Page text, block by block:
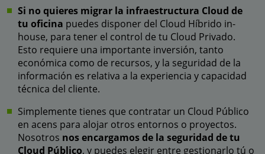
Si no quieres migrar la infraestructura Cloud de
tu oficina puedes disponer del Cloud Híbrido in-
house, para tener el control de tu Cloud Privado.
Esto requiere una importante inversión, tanto
económica como de recursos, y la seguridad de la
información es relativa a la experiencia y capacidad
técnica del cliente.
Simplemente tienes que contratar un Cloud Público
en acens para alojar otros entornos o proyectos.
Nosotros nos encargamos de la seguridad de tu
Cloud Público, y puedes elegir entre gestionarlo tú o